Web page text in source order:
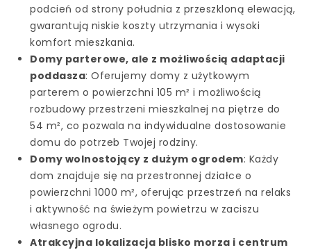
podcień od strony południa z przeszkloną elewacją,
gwarantują niskie koszty utrzymania i wysoki
komfort mieszkania.
Domy parterowe, ale z możliwością adaptacji
poddasza: Oferujemy domy z użytkowym
parterem o powierzchni 105 m² i możliwością
rozbudowy przestrzeni mieszkalnej na piętrze do
54 m², co pozwala na indywidualne dostosowanie
domu do potrzeb Twojej rodziny.
Domy wolnostojący z dużym ogrodem: Każdy
dom znajduje się na przestronnej działce o
powierzchni 1000 m², oferując przestrzeń na relaks
i aktywność na świeżym powietrzu w zaciszu
własnego ogrodu.
Atrakcyjna lokalizacja blisko morza i centrum